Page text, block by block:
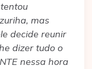
mas
decide reunir
dizer tudo o
nessa hora